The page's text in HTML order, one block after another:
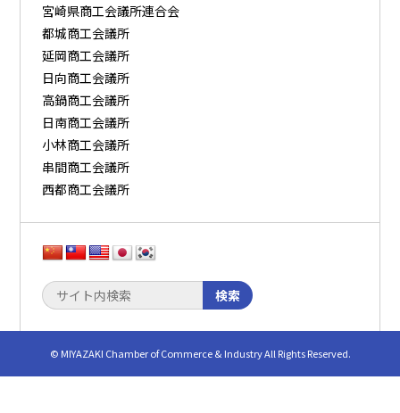
宮崎県商工会議所連合会
都城商工会議所
延岡商工会議所
日向商工会議所
高鍋商工会議所
日南商工会議所
小林商工会議所
串間商工会議所
西都商工会議所
検索
© MIYAZAKI Chamber of Commerce & Industry All Rights Reserved.